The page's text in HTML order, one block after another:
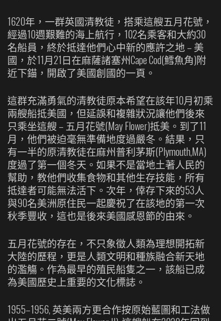
1620年，一群英國清教徒，搭乘這艘五月花號，
經過10週艱難的海上航行，102名乘客和大約30
名船員，終於抵達他們心中新的應許之地 – 美
國，於11月21日在麻薩諸塞州Cape Cod(鱈魚角)附
近下錨，開啟了美國創國的一頁。
這群充滿勇氣的清教徒原本希望在該年10月初乘
兩艘船抵美國，但延誤和複雜狀況讓他們後來
只乘坐這艘 – 五月花號(May Flower)抵美。到了11
月，他們被迫毫無準備地度過嚴冬。結果，只
有一半的原清教徒在麻州普利茅斯(Plymouth,MA)
度過了第一個冬天。如果不是當地土著人民的
幫助，教他們收集食物和其他生存技能，所有
抵達者可能無法活下。次年，倖存下來的53人
與90名美洲原住民一起慶祝了在該地的第一次
秋季豐收，這也是後來美國感恩節的由來。
五月花號的存在，不只象徵人類為理想開拓新
大陸的歷程，更是人類文明和種族融合新天地
的濫觴。作為最早的殖民船隻之一，該船已成
為美國歷史上重要的文化標誌。
1955–1956, 英美兩方更合作按原始藍圖和工法做